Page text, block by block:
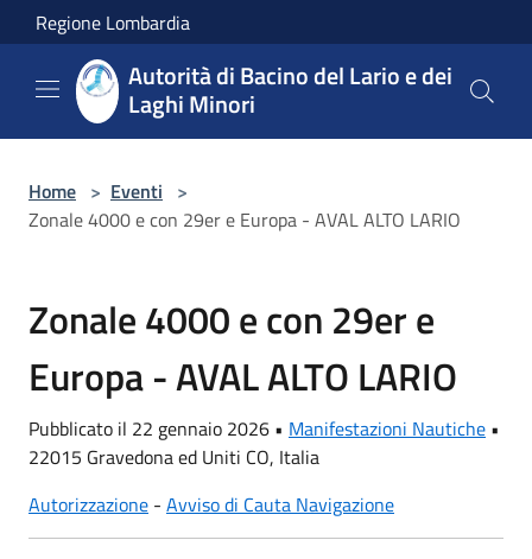
Salta al contenuto principale
Regione Lombardia
Autorità di Bacino del Lario e dei
Laghi Minori
Home > Eventi >
Zonale 4000 e con 29er e Europa - AVAL ALTO LARIO
Zonale 4000 e con 29er e
Europa - AVAL ALTO LARIO
Pubblicato il 22 gennaio 2026 • Manifestazioni Nautiche •
22015 Gravedona ed Uniti CO, Italia
Autorizzazione - Avviso di Cauta Navigazione